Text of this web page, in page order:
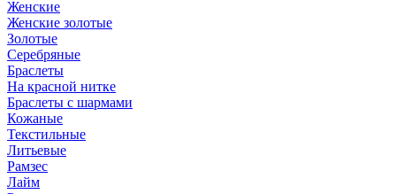
Женские
Женские золотые
Золотые
Серебряные
Браслеты
На красной нитке
Браслеты с шармами
Кожаные
Текстильные
Литьевые
Рамзес
Лайм